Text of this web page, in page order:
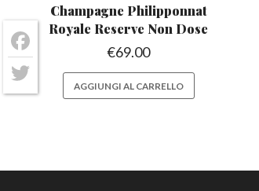
Champagne Philipponnat
Royale Reserve Non Dose
€69.00
AGGIUNGI AL CARRELLO
Facebook
Twitter